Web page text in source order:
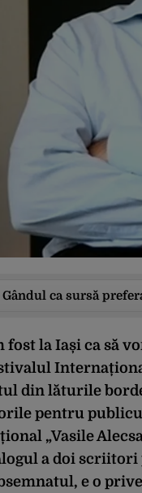
ca sursă
fost la Iași ca să
din lăturile
pentru
„Vasile
a doi scriitori
e o